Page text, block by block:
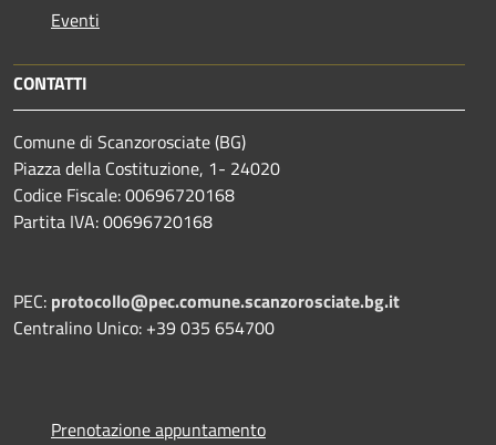
Eventi
CONTATTI
Comune di Scanzorosciate (BG)
Piazza della Costituzione, 1- 24020
Codice Fiscale: 00696720168
Partita IVA: 00696720168
PEC: protocollo@pec.comune.scanzorosciate.bg.it
Centralino Unico: +39 035 654700
Prenotazione appuntamento